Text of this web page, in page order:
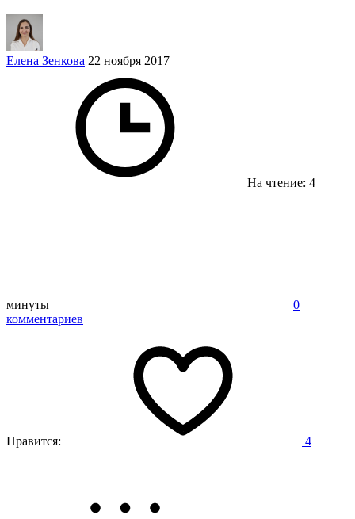
Елена Зенкова 22 ноября 2017
На чтение: 4
минуты
0
комментариев
Нравится: 4